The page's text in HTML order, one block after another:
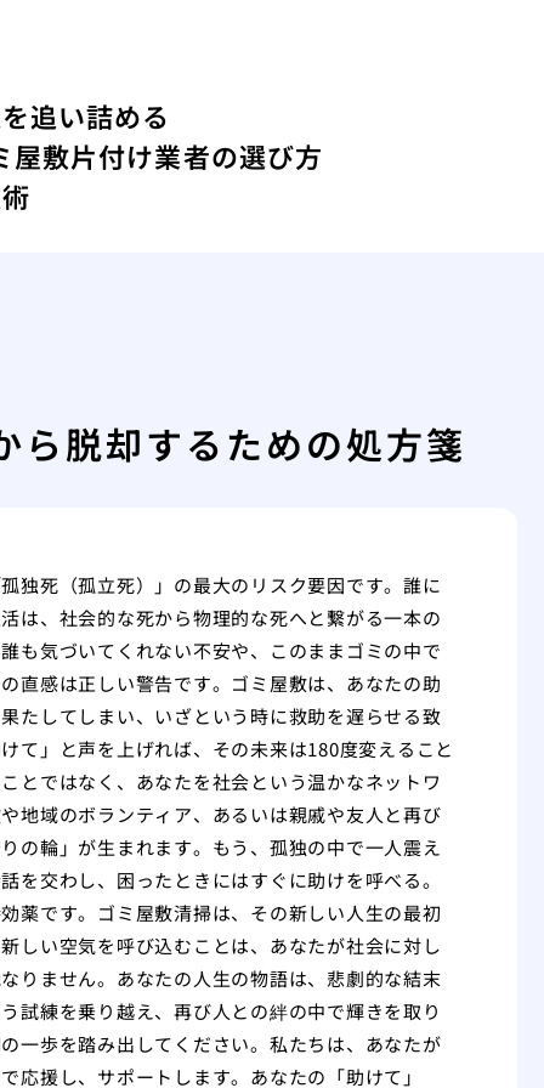
追い詰める
屋敷片付け業者の選び方
ら脱却するための処方箋
独死（孤立死）」の最大のリスク要因です。誰に
は、社会的な死から物理的な死へと繋がる一本の
も気づいてくれない不安や、このままゴミの中で
直感は正しい警告です。ゴミ屋敷は、あなたの助
たしてしまい、いざという時に救助を遅らせる致
て」と声を上げれば、その未来は180度変えること
とではなく、あなたを社会という温かなネットワ
地域のボランティア、あるいは親戚や友人と再び
の輪」が生まれます。もう、孤独の中で一人震え
を交わし、困ったときにはすぐに助けを呼べる。
薬です。ゴミ屋敷清掃は、その新しい人生の最初
しい空気を呼び込むことは、あなたが社会に対し
りません。あなたの人生の物語は、悲劇的な結末
試練を乗り越え、再び人との絆の中で輝きを取り
一歩を踏み出してください。私たちは、あなたが
応援し、サポートします。あなたの「助けて」